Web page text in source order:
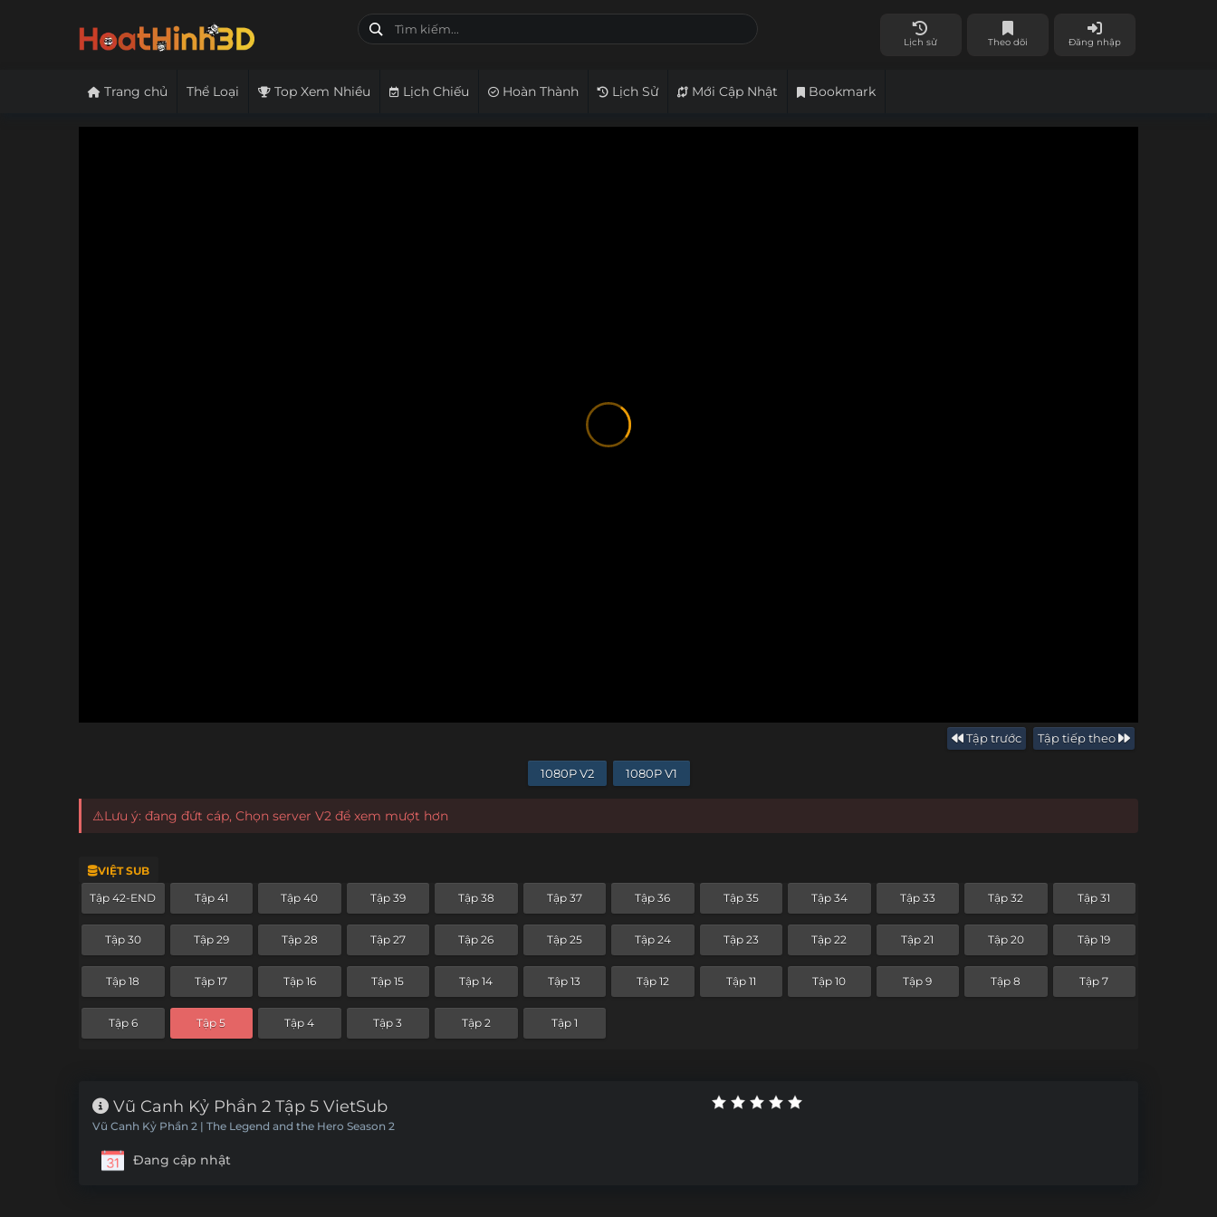
Lịch sử Theo dõi Đăng nhập
Trang chủ Thể Loại Top Xem Nhiều Lịch Chiếu Hoàn Thành Lịch Sử Mới Cập Nhật Bookmark
Tập trước Tập tiếp theo
1080P V2 1080P V1
⚠️Lưu ý: đang đứt cáp, Chọn server V2 để xem mượt hơn
VIỆT SUB
Tập 42-END Tập 41 Tập 40 Tập 39 Tập 38 Tập 37 Tập 36 Tập 35 Tập 34 Tập 33 Tập 32 Tập 31
Tập 30 Tập 29 Tập 28 Tập 27 Tập 26 Tập 25 Tập 24 Tập 23 Tập 22 Tập 21 Tập 20 Tập 19
Tập 18 Tập 17 Tập 16 Tập 15 Tập 14 Tập 13 Tập 12 Tập 11 Tập 10 Tập 9 Tập 8 Tập 7
Tập 6 Tập 5 Tập 4 Tập 3 Tập 2 Tập 1
Vũ Canh Kỷ Phần 2 Tập 5 VietSub
Vũ Canh Kỷ Phần 2 | The Legend and the Hero Season 2
Đang cập nhật